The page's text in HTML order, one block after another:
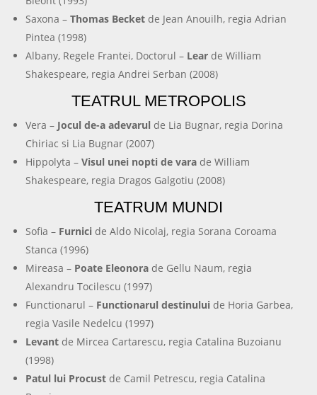
Saxona –Thomas Becket de Jean Anouilh, regia Adrian
Pintea (1998)
Albany, Regele Frantei, Doctorul – Lear de William
Shakespeare, regia Andrei Serban (2008)
TEATRUL METROPOLIS
Vera – Jocul de-a adevarul de Lia Bugnar, regia Dorina
Chiriac si Lia Bugnar (2007)
Hippolyta –Visul unei nopti de vara de William
Shakespeare, regia Dragos Galgotiu (2008)
TEATRUM MUNDI
Sofia – Furnici de Aldo Nicolaj, regia Sorana Coroama
Stanca (1996)
Mireasa – Poate Eleonora de Gellu Naum, regia
Alexandru Tocilescu (1997)
Functionarul – Functionarul destinului de Horia Garbea,
regia Vasile Nedelcu (1997)
Levant de Mircea Cartarescu, regia Catalina Buzoianu
(1998)
Patul lui Procust de Camil Petrescu, regia Catalina